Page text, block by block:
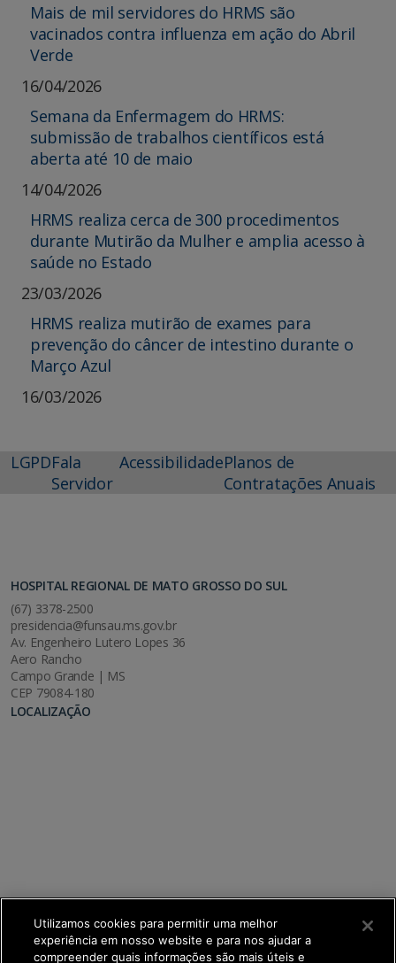
Mais de mil servidores do HRMS são
vacinados contra influenza em ação do Abril
Verde
16/04/2026
Semana da Enfermagem do HRMS:
submissão de trabalhos científicos está
aberta até 10 de maio
14/04/2026
HRMS realiza cerca de 300 procedimentos
durante Mutirão da Mulher e amplia acesso à
saúde no Estado
23/03/2026
HRMS realiza mutirão de exames para
prevenção do câncer de intestino durante o
Março Azul
16/03/2026
LGPDFala
Servidor
AcessibilidadePlanos de
Contratações Anuais
HOSPITAL REGIONAL DE MATO GROSSO DO SUL
(67) 3378-2500
presidencia@funsau.ms.gov.br
Av. Engenheiro Lutero Lopes 36
Aero Rancho
Campo Grande | MS
CEP 79084-180
LOCALIZAÇÃO
Utilizamos cookies para permitir uma melhor
experiência em nosso website e para nos ajudar a
compreender quais informações são mais úteis e